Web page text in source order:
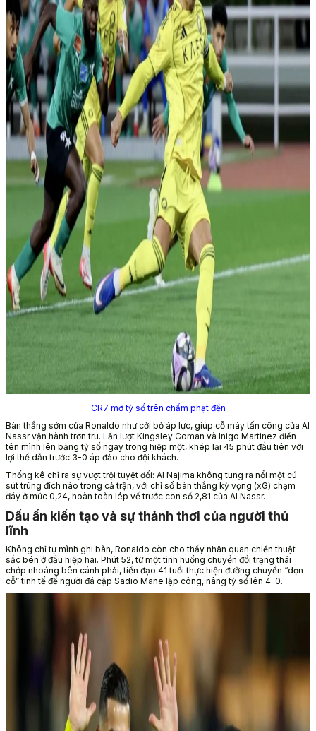
CR7 mở tỷ số trên chấm phạt đền
Bàn thắng sớm của Ronaldo như cởi bỏ áp lực, giúp cỗ máy tấn công của Al
Nassr vận hành trơn tru. Lần lượt Kingsley Coman và Inigo Martinez điền
tên mình lên bảng tỷ số ngay trong hiệp một, khép lại 45 phút đầu tiên với
lợi thế dẫn trước 3-0 áp đảo cho đội khách.
Thống kê chỉ ra sự vượt trội tuyệt đối: Al Najima không tung ra nổi một cú
sút trúng đích nào trong cả trận, với chỉ số bàn thắng kỳ vọng (xG) chạm
đáy ở mức 0,24, hoàn toàn lép vế trước con số 2,81 của Al Nassr.
Dấu ấn kiến tạo và sự thảnh thơi của người thủ
lĩnh
Không chỉ tự mình ghi bàn, Ronaldo còn cho thấy nhãn quan chiến thuật
sắc bén ở đầu hiệp hai. Phút 52, từ một tình huống chuyển đổi trạng thái
chớp nhoáng bên cánh phải, tiền đạo 41 tuổi thực hiện đường chuyền “dọn
cỗ” tinh tế để người đá cặp Sadio Mane lập công, nâng tỷ số lên 4-0.